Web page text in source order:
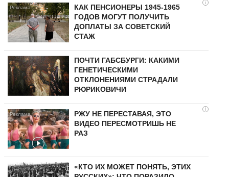
i
КАК ПЕНСИОНЕРЫ 1945-1965
ГОДОВ МОГУТ ПОЛУЧИТЬ
ДОПЛАТЫ ЗА СОВЕТСКИЙ
СТАЖ
ПОЧТИ ГАБСБУРГИ: КАКИМИ
ГЕНЕТИЧЕСКИМИ
ОТКЛОНЕНИЯМИ СТРАДАЛИ
РЮРИКОВИЧИ
i
РЖУ НЕ ПЕРЕСТАВАЯ, ЭТО
ВИДЕО ПЕРЕСМОТРИШЬ НЕ
РАЗ
«КТО ИХ МОЖЕТ ПОНЯТЬ, ЭТИХ